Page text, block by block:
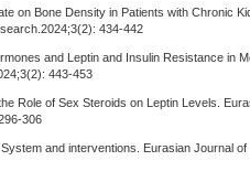
on Bone Density in Patients with Chronic
434-442
and Leptin and Insulin Resistance in
443-453
Role of Sex Steroids on Leptin Levels.
306
and interventions. Eurasian Journal of